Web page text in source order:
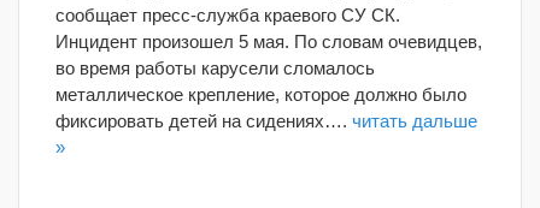
сообщает пресс-служба краевого СУ СК.
Инцидент произошел 5 мая. По словам очевидцев,
во время работы карусели сломалось
металлическое крепление, которое должно было
фиксировать детей на сидениях…. читать дальше
»